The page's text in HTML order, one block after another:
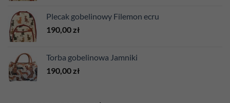
Plecak gobelinowy Filemon ecru
190,00 zł
Torba gobelinowa Jamniki
190,00 zł